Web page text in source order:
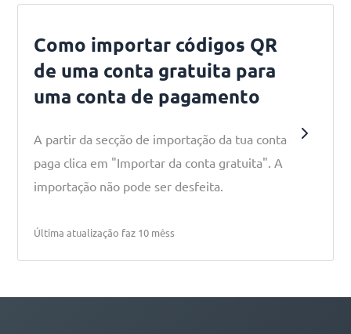
Como importar códigos QR
de uma conta gratuita para
uma conta de pagamento
A partir da secção de importação da tua conta
paga clica em "Importar da conta gratuita". A
importação não pode ser desfeita.
Última atualização faz 10 mêss